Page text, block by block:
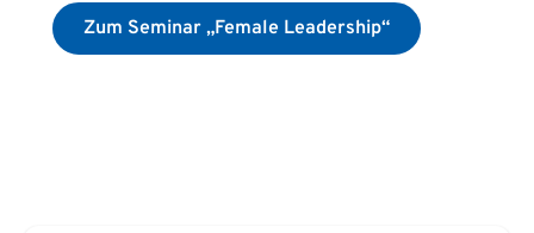
Zum Seminar „Female Leadership“